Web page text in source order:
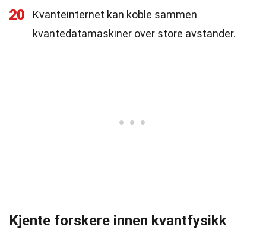
20
Kvanteinternet kan koble sammen
kvantedatamaskiner over store avstander.
Kjente forskere innen kvantfysikk